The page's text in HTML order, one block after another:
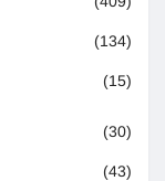
(134)
(15)
(30)
(43)